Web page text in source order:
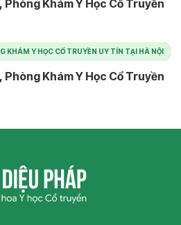
Phòng Khám Y Học Cổ Truyền
KHÁM Y HỌC CỔ TRUYỀN UY TÍN TẠI HÀ NỘI
Phòng Khám Y Học Cổ Truyền